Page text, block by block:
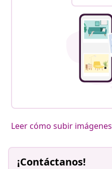
Leer cómo subir imágenes
¡Contáctanos!